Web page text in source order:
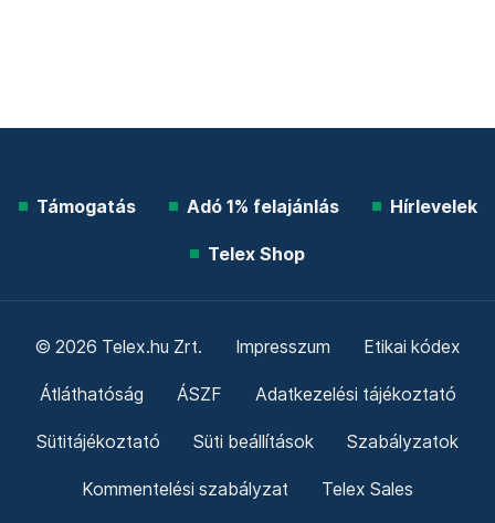
Támogatás Adó 1% felajánlás Hírlevelek
Telex Shop
© 2026 Telex.hu Zrt. Impresszum Etikai kódex
Átláthatóság ÁSZF Adatkezelési tájékoztató
Sütitájékoztató Süti beállítások Szabályzatok
Kommentelési szabályzat Telex Sales